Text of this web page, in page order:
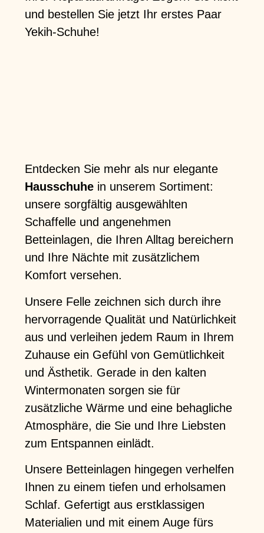
und bestellen Sie jetzt Ihr erstes Paar
Yekih-Schuhe!
Entdecken Sie mehr als nur elegante
Hausschuhe in unserem Sortiment:
unsere sorgfältig ausgewählten
Schaffelle und angenehmen
Betteinlagen, die Ihren Alltag bereichern
und Ihre Nächte mit zusätzlichem
Komfort versehen.
Unsere Felle zeichnen sich durch ihre
hervorragende Qualität und Natürlichkeit
aus und verleihen jedem Raum in Ihrem
Zuhause ein Gefühl von Gemütlichkeit
und Ästhetik. Gerade in den kalten
Wintermonaten sorgen sie für
zusätzliche Wärme und eine behagliche
Atmosphäre, die Sie und Ihre Liebsten
zum Entspannen einlädt.
Unsere Betteinlagen hingegen verhelfen
Ihnen zu einem tiefen und erholsamen
Schlaf. Gefertigt aus erstklassigen
Materialien und mit einem Auge fürs